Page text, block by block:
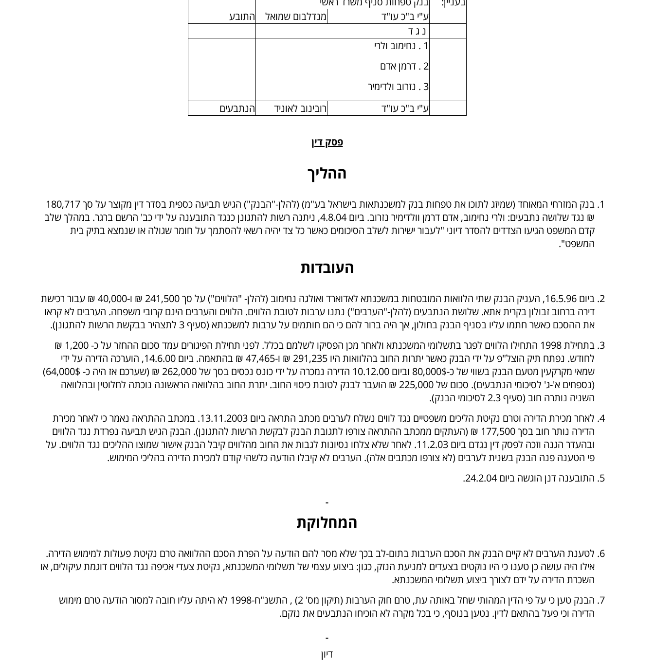
ע"י ב"כ עו"ד
מנדלבום שמואל
התובע
נ ג ד
1 . נחימוב ולרי
2 . דרמן אדם
3 . נזרוב ולדימיר
ע"י ב"כ עו"ד
רובינוב לאוניד הנתבעים
פסק דין
ההליך
בנק המזרחי המאוחד (שמיזג לתוכו את טפחות בנק למשכנתאות בישראל בע"מ) (להלן-"הבנק") הגיש תביעה כספית בסדר דין מקוצר על סך 180,717
₪ נגד שלושה נתבעים: ולרי נחימוב, אדם דרמן וולדימיר נזרוב. ביום 4.8.04, ניתנה רשות להתגונן כנגד התובענה על ידי כב' הרשם ברגר. במהלך שלב
קדם המשפט הגיעו הצדדים להסדר דיוני "לעבור ישירות לשלב הסיכומים כאשר כל צד יהיה רשאי להסתמך על חומר שגולה או שנמצא בתיק בית
המשפט".
העובדות
ביום 16.5.96, העניק הבנק שתי הלוואות המובטחות במשכנתא לאדוארד ואולגה נחימוב (להלן- "הלווים") על סך 241,500 ₪ ו-40,000 ₪ עבור רכישת
דירה ברחוב זבולון בקרית אתא. שלושת הנתבעים (להלן-"הערבים") נתנו ערבות לטובת הלווים. הלווים והערבים הינם קרובי משפחה. הערבים לא קראו
את ההסכם כאשר חתמו עליו בסניף הבנק בחולון, אך היה ברור להם כי הם חותמים על ערבות למשכנתא (סעיף 3 לתצהיר בבקשת הרשות להתגונן).
בתחילת 1998 התחילו הלווים לפגר בתשלומי המשכנתא ולאחר מכן הפסיקו לשלמם בכלל. לפני תחילת הפיגורים עמד סכום ההחזר על כ- 1,200 ₪
לחודש. נפתח תיק הוצל"פ על ידי הבנק כאשר יתרות החוב בהלוואות היו 291,235 ₪ ו-47,465 ₪ בהתאמה. ביום 14.6.00, הוערכה הדירה על ידי
שמאי מקרקעין מטעם הבנק בשווי של כ-80,000$ וביום 10.12.00 הדירה נמכרה על ידי כונס נכסים בסך של 262,000 ₪ (שערכם אז היה כ- 64,000$)
(נספחים א'-ג' לסיכומי הנתבעים). סכום של 225,000 ₪ הועבר לבנק לטובת כיסוי החוב. יתרת החוב בהלוואה הראשונה נוכתה לחלוטין ובהלוואה
השניה נותרה חוב (סעיף 2.3 לסיכומי הבנק).
לאחר מכירת הדירה וטרם נקיטת הליכים משפטיים נגד לווים נשלח לערבים מכתב התראה ביום 13.11.2003. במכתב ההתראה נאמר כי לאחר מכירת
הדירה נותר חוב בסך 177,500 ₪ (העתקים ממכתב ההתראה צורפו לתגובת הבנק לבקשת הרשות להתגונן). הבנק הגיש תביעה נפרדת נגד הלווים
ובהעדר הגנה וזכה לפסק דין נגדם ביום 11.2.03. לאחר שלא צלחו נסיונות לגבות את החוב מהלווים קיבל הבנק אישור שמוצו ההליכים נגד הלווים. על
פי הטענה פנה הבנק בשנית לערבים (לא צורפו מכתבים אלה). הערבים לא קיבלו הודעה כלשהי קודם למכירת הדירה בהליכי המימוש.
התובענה דנן הוגשה ביום 24.2.04.
המחלוקת
לטענת הערבים לא קיים הבנק את הסכם הערבות בתום-לב בכך שלא מסר להם הודעה על הפרת הסכם ההלוואה טרם נקיטת פעולות למימוש הדירה.
אילו היה עושה כן טענו כי היו נוקטים בצעדים למניעת הנזק, כגון: ביצוע עצמי של תשלומי המשכנתא, נקיטת צעדי אכיפה נגד הלווים דוגמת עיקולים, או
השכרת הדירה על ידם לצורך ביצוע תשלומי המשכנתא.
הבנק טען כי על פי הדין המהותי שחל באותה עת, טרם חוק הערבות (תיקון מס' 2) , התשנ"ח-1998 לא היתה עליו חובה למסור הודעה טרם מימוש
הדירה וכי פעל בהתאם לדין. נטען בנוסף, כי בכל מקרה לא הוכיחו הנתבעים את נזקם.
דיון